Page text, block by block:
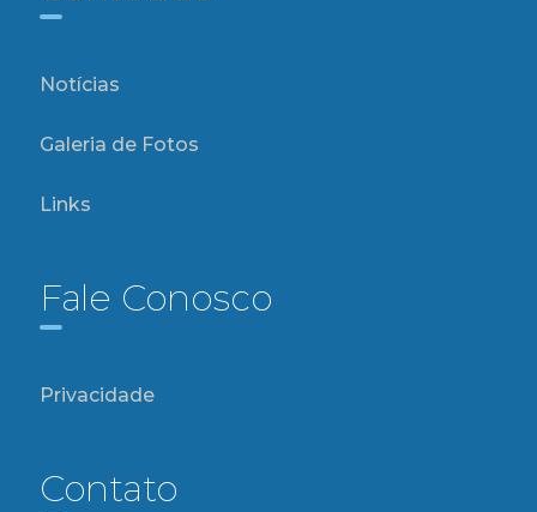
Notícias
Galeria de Fotos
Links
Fale Conosco
Privacidade
Contato